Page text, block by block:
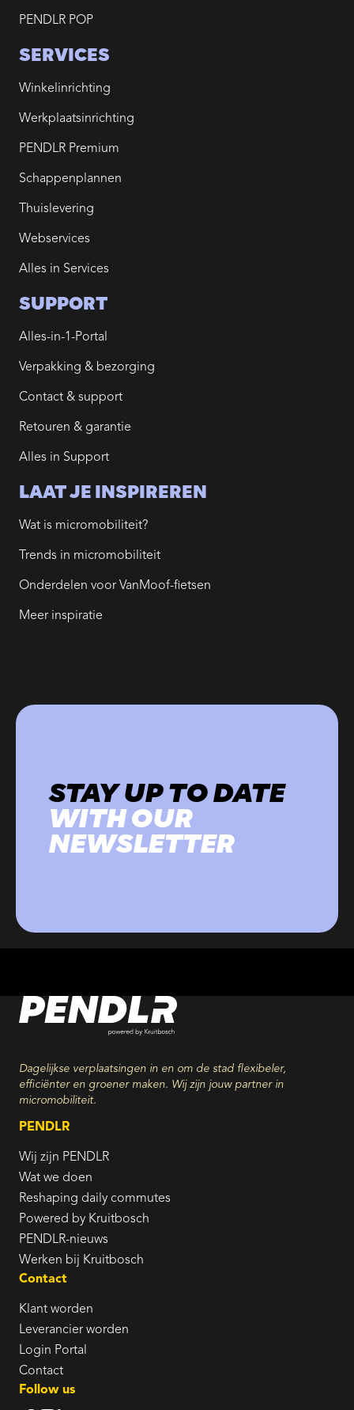
PENDLR POP
SERVICES
Winkelinrichting
Werkplaatsinrichting
PENDLR Premium
Schappenplannen
Thuislevering
Webservices
Alles in Services
SUPPORT
Alles-in-1-Portal
Verpakking & bezorging
Contact & support
Retouren & garantie
Alles in Support
LAAT JE INSPIREREN
Wat is micromobiliteit?
Trends in micromobiliteit
Onderdelen voor VanMoof-fietsen
Meer inspiratie
STAY UP TO DATE
WITH OUR
NEWSLETTER
Dagelijkse verplaatsingen in en om de stad flexibeler,
efficiënter en groener maken. Wij zijn jouw partner in
micromobiliteit.
PENDLR
Wij zijn PENDLR
Wat we doen
Reshaping daily commutes
Powered by Kruitbosch
PENDLR-nieuws
Werken bij Kruitbosch
Contact
Klant worden
Leverancier worden
Login Portal
Contact
Follow us